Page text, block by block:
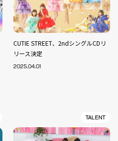
CUTIE STREET、2ndシングルCDリ
リース決定
2025.04.01
TALENT